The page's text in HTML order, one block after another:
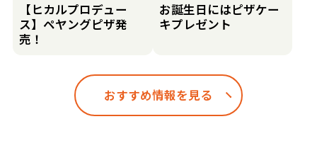
【ヒカルプロデュー
ス】ペヤングピザ発
売！
お誕生日にはピザケー
キプレゼント
おすすめ情報を見る